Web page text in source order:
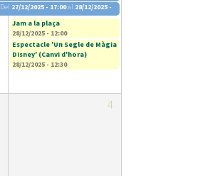
Del 27/12/2025 - 17:00al 28/12/2025 - 20:00
Jam a la plaça
28/12/2025 - 12:00
Espectacle 'Un Segle de Màgia
Disney' (Canvi d'hora)
28/12/2025 - 12:30
4